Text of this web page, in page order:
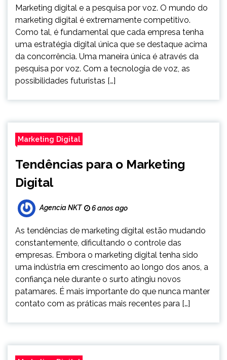
Marketing digital e a pesquisa por voz. O mundo do
marketing digital é extremamente competitivo.
Como tal, é fundamental que cada empresa tenha
uma estratégia digital única que se destaque acima
da concorrência. Uma maneira única é através da
pesquisa por voz. Com a tecnologia de voz, as
possibilidades futuristas […]
Marketing Digital
Tendências para o Marketing
Digital
Agencia NKT 6 anos ago
As tendências de marketing digital estão mudando
constantemente, dificultando o controle das
empresas. Embora o marketing digital tenha sido
uma indústria em crescimento ao longo dos anos, a
confiança nele durante o surto atingiu novos
patamares. É mais importante do que nunca manter
contato com as práticas mais recentes para […]